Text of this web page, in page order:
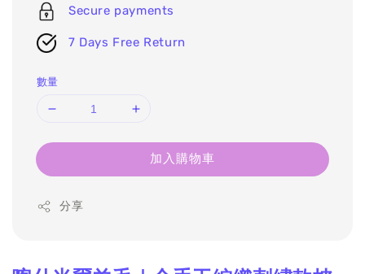
Secure payments
7 Days Free Return
數量
加入購物車
分享